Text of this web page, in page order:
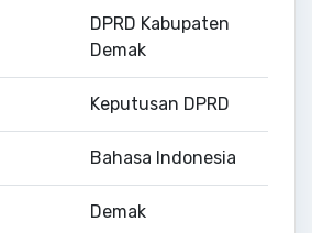
DPRD Kabupaten
Demak
Keputusan DPRD
Bahasa Indonesia
Demak